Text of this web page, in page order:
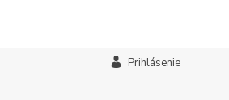
Prihlásenie